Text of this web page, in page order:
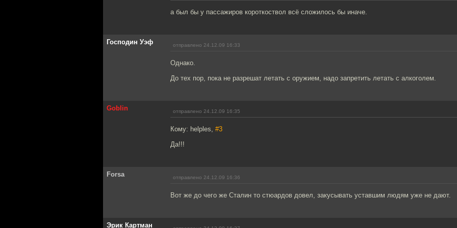
а был бы у пассажиров короткоствол всё сложилось бы иначе.
Господин Уэф отправлено 24.12.09 16:33
Однако.
До тех пор, пока не разрешат летать с оружием, надо запретить летать с алкоголем.
Goblin отправлено 24.12.09 16:35
Кому: helples, #3
Да!!!
Forsa отправлено 24.12.09 16:36
Вот же до чего же Сталин то стюардов довел, закусывать уставшим людям уже не дают.
Эрик Картман